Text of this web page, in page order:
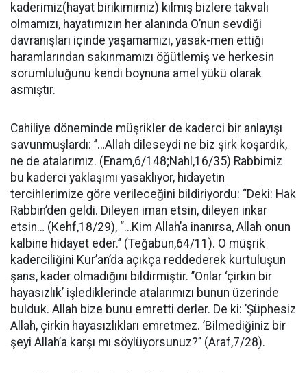
kaderimiz(hayat birikimimiz) kılmış bizlere takvalı
olmamızı, hayatımızın her alanında O’nun sevdiği
davranışları içinde yaşamamızı, yasak-men ettiği
haramlarından sakınmamızı öğütlemiş ve herkesin
sorumluluğunu kendi boynuna amel yükü olarak
asmıştır.
Cahiliye döneminde müşrikler de kaderci bir anlayışı
savunmuşlardı: ’’…Allah dileseydi ne biz şirk koşardık,
ne de atalarımız. (Enam,6/148;Nahl,16/35) Rabbimiz
bu kaderci yaklaşımı yasaklıyor, hidayetin
tercihlerimize göre verileceğini bildiriyordu: “Deki: Hak
Rabbin’den geldi. Dileyen iman etsin, dileyen inkar
etsin… (Kehf,18/29), “…Kim Allah’a inanırsa, Allah onun
kalbine hidayet eder.’’ (Teğabun,64/11). O müşrik
kaderciliğini Kur’an’da açıkça reddederek kurtuluşun
şans, kader olmadığını bildirmiştir. ’’Onlar ‘çirkin bir
hayasızlık’ işlediklerinde atalarımızı bunun üzerinde
bulduk. Allah bize bunu emretti derler. De ki: ’Şüphesiz
Allah, çirkin hayasızlıkları emretmez. ’Bilmediğiniz bir
şeyi Allah’a karşı mı söylüyorsunuz?’’ (Araf,7/28).